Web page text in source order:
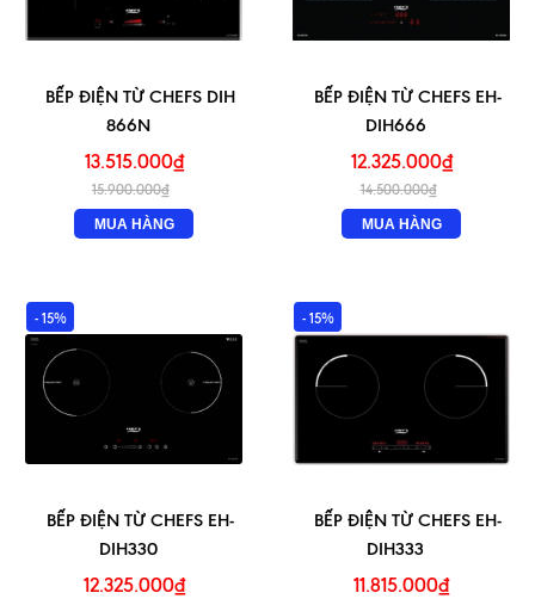
BẾP ĐIỆN TỪ CHEFS DIH
866N
13.515.000₫
15.900.000₫
MUA HÀNG
BẾP ĐIỆN TỪ CHEFS EH-
DIH666
12.325.000₫
14.500.000₫
MUA HÀNG
- 15%
BẾP ĐIỆN TỪ CHEFS EH-
DIH330
12.325.000₫
- 15%
BẾP ĐIỆN TỪ CHEFS EH-
DIH333
11.815.000₫